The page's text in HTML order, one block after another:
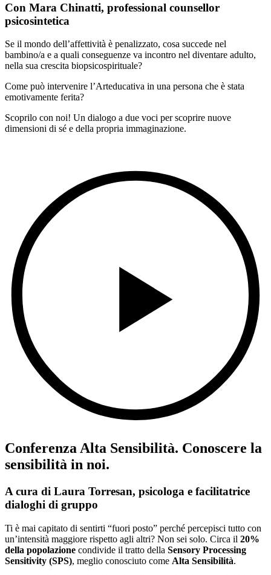
Con Mara Chinatti, professional counsellor
psicosintetica
Se il mondo dell’affettività è penalizzato, cosa succede nel
bambino/a e a quali conseguenze va incontro nel diventare adulto,
nella sua crescita biopsicospirituale?
Come può intervenire l’Arteducativa in una persona che è stata
emotivamente ferita?
Scoprilo con noi! Un dialogo a due voci per scoprire nuove
dimensioni di sé e della propria immaginazione.
Conferenza Alta Sensibilità. Conoscere la
sensibilità in noi.
A cura di Laura Torresan, psicologa e facilitatrice
dialoghi di gruppo
Ti è mai capitato di sentirti “fuori posto” perché percepisci tutto con
un’intensità maggiore rispetto agli altri? Non sei solo. Circa il 20%
della popolazione condivide il tratto della Sensory Processing
Sensitivity (SPS), meglio conosciuto come Alta Sensibilità.